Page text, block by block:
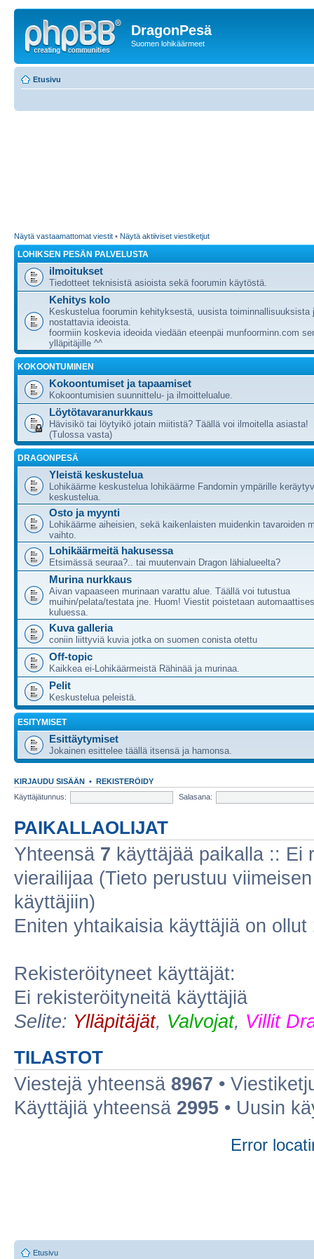
DragonPesä
Suomen lohikäärmeet
Etusivu
Näytä vastaamattomat viestit • Näytä aktiiviset viestiketjut
LOHIKSEN PESÄN PALVELUSTA
ilmoitukset
Tiedotteet teknisistä asioista sekä foorumin käytöstä.
Kehitys kolo
Keskustelua foorumin kehityksestä, uusista toiminnallisuuksista
nostattavia ideoista.
foormiin koskevia ideoida viedään eteenpäi munfoorminn.com
ylläpitäjille ^^
KOKOONTUMINEN
Kokoontumiset ja tapaamiset
Kokoontumisien suunnittelu- ja ilmoittelualue.
Löytötavaranurkkaus
Hävisikö tai löytyikö jotain miitistä? Täällä voi ilmoitella asiasta!
(Tulossa vasta)
DRAGONPESÄ
Yleistä keskustelua
Lohikäärme keskustelua lohikäärme Fandomin ympärille
keskustelua.
Osto ja myynti
Lohikäärme aiheisien, sekä kaikenlaisten muidenkin tavaroiden
vaihto.
Lohikäärmeitä hakusessa
Etsimässä seuraa?.. tai muutenvain Dragon lähialueelta?
Murina nurkkaus
Aivan vapaaseen murinaan varattu alue. Täällä voi tutustua
muihin/pelata/testata jne. Huom! Viestit poistetaan
kuluessa.
Kuva galleria
coniin liittyviä kuvia jotka on suomen conista otettu
Off-topic
Kaikkea ei-Lohikäärmeistä Rähinää ja murinaa.
Pelit
Keskustelua peleistä.
ESITYMISET
Esittäytymiset
Jokainen esittelee täällä itsensä ja hamonsa.
KIRJAUDU SISÄÄN • REKISTERÖIDY
Käyttäjätunnus:
Salasana:
PAIKALLAOLIJAT
Yhteensä 7 käyttäjää paikalla :: Ei
vierailijaa (Tieto perustuu
käyttäjiin)
Eniten yhtaikaisia käyttäjiä on ollut
Rekisteröityneet käyttäjät:
Ei rekisteröityneitä käyttäjiä
Selite: Ylläpitäjät, Valvojat, Villit
TILASTOT
Viestejä yhteensä 8967 •
Käyttäjiä yhteensä 2995 • Uusin
Error
Etusivu